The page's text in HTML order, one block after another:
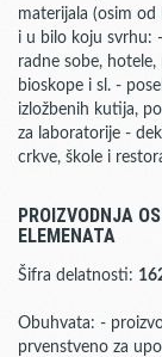
materijala (osim
i u bilo koju svrhu:
radne sobe,
bioskope i sl. -
izložbenih kutija,
za laboratorije -
crkve, škole i
PROIZVODNJA
ELEMENATA
Šifra delatnosti:
Obuhvata: -
prvenstveno za